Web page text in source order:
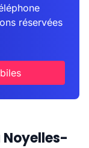
réservées
Noyelles-